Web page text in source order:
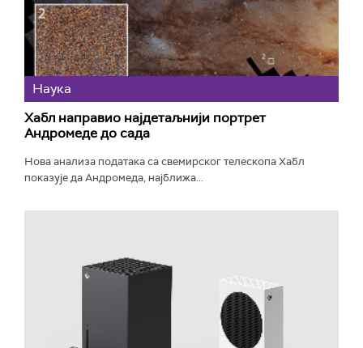
Наука
Хабл направио најдетаљнији портрет
Андромеде до сада
Нова анализа података са свемирског телескопа Хабл
показује да Андромеда, најближа...